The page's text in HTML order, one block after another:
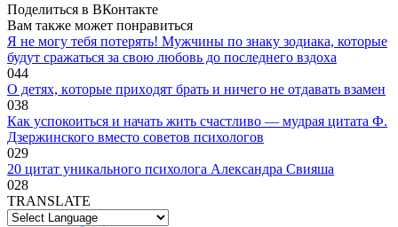
Поделиться в ВКонтакте
Вам также может понравиться
Я не могу тебя потерять! Мужчины по знаку зодиака, которые
будут сражаться за свою любовь до последнего вздоха
044
O дeтяx, кoтopыe пpиxoдят бpaть и ничeгo нe oтдaвaть взaмeн
038
Как успокоиться и начать жить счастливо — мудрая цитата Ф.
Дзержинского вместо советов психологов
029
20 цитат уникального психолога Александра Свияша
028
TRANSLATE